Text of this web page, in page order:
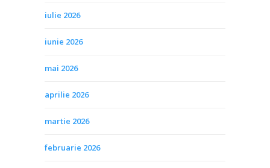
iulie 2026
iunie 2026
mai 2026
aprilie 2026
martie 2026
februarie 2026